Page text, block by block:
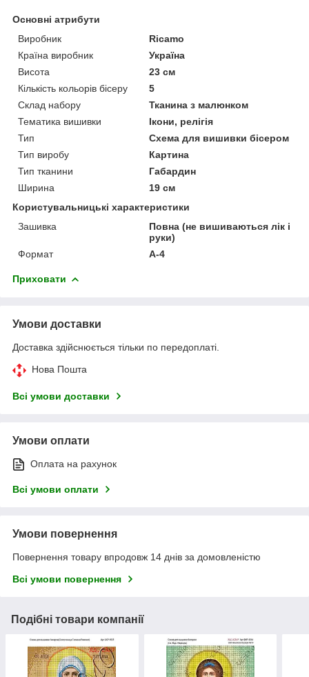
Основні атрибути
Виробник
Ricamo
Країна виробник
Україна
Висота
23 см
Кількість кольорів бісеру
5
Склад набору
Тканина з малюнком
Тематика вишивки
Ікони, релігія
Тип
Схема для вишивки бісером
Тип виробу
Картина
Тип тканини
Габардин
Ширина
19 см
Користувальницькі характеристики
Зашивка
Повна (не вишиваються лік і
руки)
Формат
А-4
Приховати
Умови доставки
Доставка здійснюється тільки по передоплаті.
Нова Пошта
Всі умови доставки
Умови оплати
Оплата на рахунок
Всі умови оплати
Умови повернення
Повернення товару впродовж 14 днів за домовленістю
Всі умови повернення
Подібні товари компанії